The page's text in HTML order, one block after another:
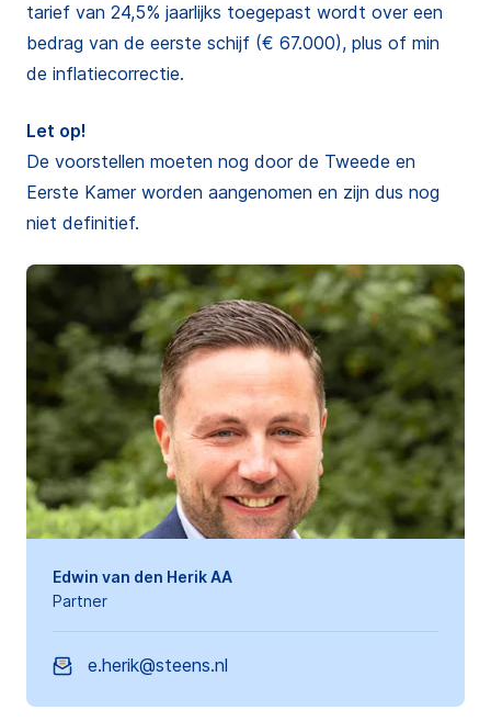
tarief van 24,5% jaarlijks toegepast wordt over een
bedrag van de eerste schijf (€ 67.000), plus of min
de inflatiecorrectie.
Let op!
De voorstellen moeten nog door de Tweede en
Eerste Kamer worden aangenomen en zijn dus nog
niet definitief.
Edwin van den Herik AA
Partner
e.herik@steens.nl